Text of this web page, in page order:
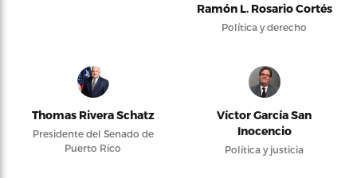
Ramón L. Rosario Cortés
Política y derecho
Thomas Rivera Schatz
Presidente del Senado de
Puerto Rico
Víctor García San
Inocencio
Política y justicia